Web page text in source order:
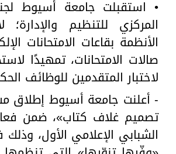
• استقبلت جامعة أسيوط
المركزي للتنظيم والإدارة؛
الأنظمة بقاعات الامتحانات
صالات الامتحانات، تمهيدًا
لاختبار المتقدمين للوظائف
- أعلنت جامعة أسيوط إطلاق
تصميم غلاف كتاب»، ضمن
الشبابي الإعلامي الأول،